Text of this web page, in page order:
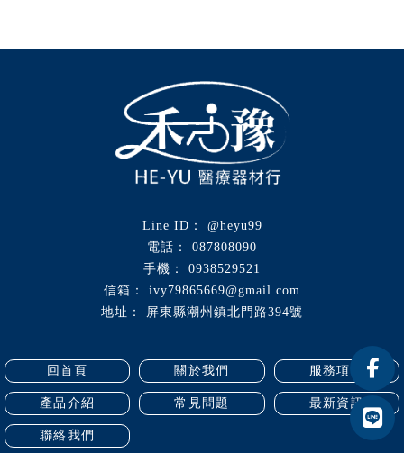
@heyu99
087808090
0938529521
ivy79865669@gmail.com
屏東縣潮州鎮北門路394號
回首頁 關於我們 服務項目
產品介紹 常見問題 最新資訊
聯絡我們